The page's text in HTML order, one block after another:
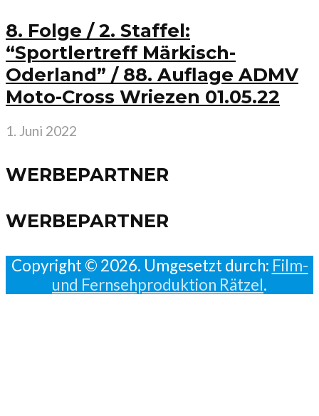
8. Folge / 2. Staffel:
“Sportlertreff Märkisch-
Oderland” / 88. Auflage ADMV
Moto-Cross Wriezen 01.05.22
1. Juni 2022
WERBEPARTNER
WERBEPARTNER
Copyright © 2026. Umgesetzt durch: Film-
und Fernsehproduktion Rätzel.